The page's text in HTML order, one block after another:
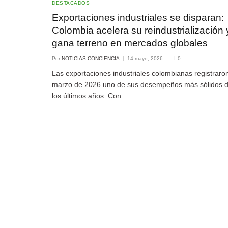
DESTACADOS
Exportaciones industriales se disparan:
Colombia acelera su reindustrialización
gana terreno en mercados globales
Por NOTICIAS CONCIENCIA 14 mayo, 2026 0
Las exportaciones industriales colombianas
marzo de 2026 uno de sus desempeños más sólidos
los últimos años. Con…